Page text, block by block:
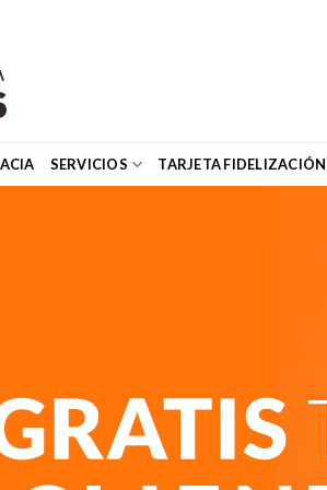
SERVICIOS TARJETA FIDELIZACIÓN